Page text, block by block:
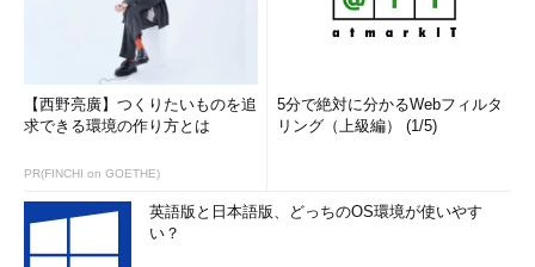
いた状態で［設定］メニューから［タスクバーにこの項目をピン留め
する］を実行する）
・お気に入りに登録されている項目のURL情報が編集可能になった
検索機
能
・［F3］で前方検索、［Shift］＋［F3］で後方検索が可能になった
Microsoft Edge関連の新機能／機能強化点
【西野亮廣】つくりたいものを追
求できる環境の作り方とは
PR(FINCHI on GOETHE)
5分で絶対に分かるWebフィルタ
リング（上級編） (1/5)
英語版と日本語版、どっちのOS環境が使いやす
い？